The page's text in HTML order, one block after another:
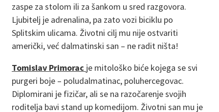
zaspe za stolom ili za šankom u sred razgovora.
Ljubitelj je adrenalina, pa zato vozi biciklu po
Splitskim ulicama. Životni cilj mu nije ostvariti
američki, već dalmatinski san – ne radit ništa!
Tomislav Primorac je mitološko biće kojega se svi
purgeri boje – poludalmatinac, poluhercegovac.
Diplomirani je fizičar, ali se na razočarenje svojih
roditelja bavi stand up komedijom. Životni san mu je